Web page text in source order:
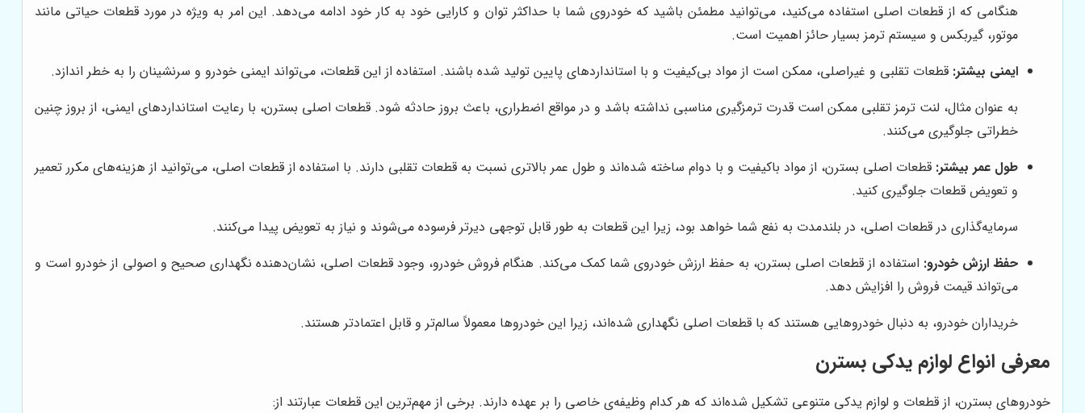
هنگامی که از قطعات اصلی استفاده می‌کنید، می‌توانید مطمئن باشید که خودروی شما با حداکثر توان و کارایی خود به کار خود ادامه می‌دهد. این امر به ویژه در مورد قطعات حیاتی مانند
موتور، گیربکس و سیستم ترمز بسیار حائز اهمیت است.
ایمنی بیشتر: قطعات تقلبی و غیراصلی، ممکن است از مواد بی‌کیفیت و با استانداردهای پایین تولید شده باشند. استفاده از این قطعات، می‌تواند ایمنی خودرو و سرنشینان را به خطر اندازد.
به عنوان مثال، لنت ترمز تقلبی ممکن است قدرت ترمزگیری مناسبی نداشته باشد و در مواقع اضطراری، باعث بروز حادثه شود. قطعات اصلی بسترن، با رعایت استانداردهای ایمنی، از بروز چنین
خطراتی جلوگیری می‌کنند.
طول عمر بیشتر: قطعات اصلی بسترن، از مواد باکیفیت و با دوام ساخته شده‌اند و طول عمر بالاتری نسبت به قطعات تقلبی دارند. با استفاده از قطعات اصلی، می‌توانید از هزینه‌های مکرر تعمیر
و تعویض قطعات جلوگیری کنید.
سرمایه‌گذاری در قطعات اصلی، در بلندمدت به نفع شما خواهد بود، زیرا این قطعات به طور قابل توجهی دیرتر فرسوده می‌شوند و نیاز به تعویض پیدا می‌کنند.
حفظ ارزش خودرو: استفاده از قطعات اصلی بسترن، به حفظ ارزش خودروی شما کمک می‌کند. هنگام فروش خودرو، وجود قطعات اصلی، نشان‌دهنده نگهداری صحیح و اصولی از خودرو است و
می‌تواند قیمت فروش را افزایش دهد.
خریداران خودرو، به دنبال خودروهایی هستند که با قطعات اصلی نگهداری شده‌اند، زیرا این خودروها معمولاً سالم‌تر و قابل اعتمادتر هستند.
معرفی انواع لوازم یدکی بسترن
خودروهای بسترن، از قطعات و لوازم یدکی متنوعی تشکیل شده‌اند که هر کدام وظیفه‌ی خاصی را بر عهده دارند. برخی از مهم‌ترین این قطعات عبارتند از: